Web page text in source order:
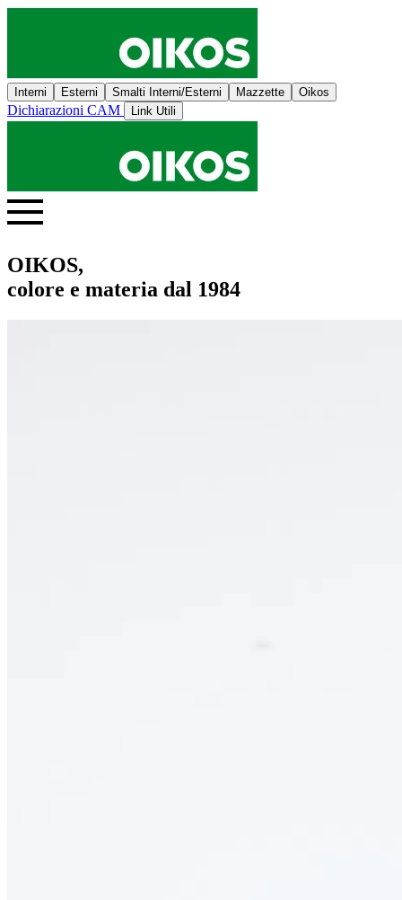
Interni Esterni Smalti Interni/Esterni Mazzette Oikos
Dichiarazioni CAM Link Utili
OIKOS,
colore e materia dal 1984